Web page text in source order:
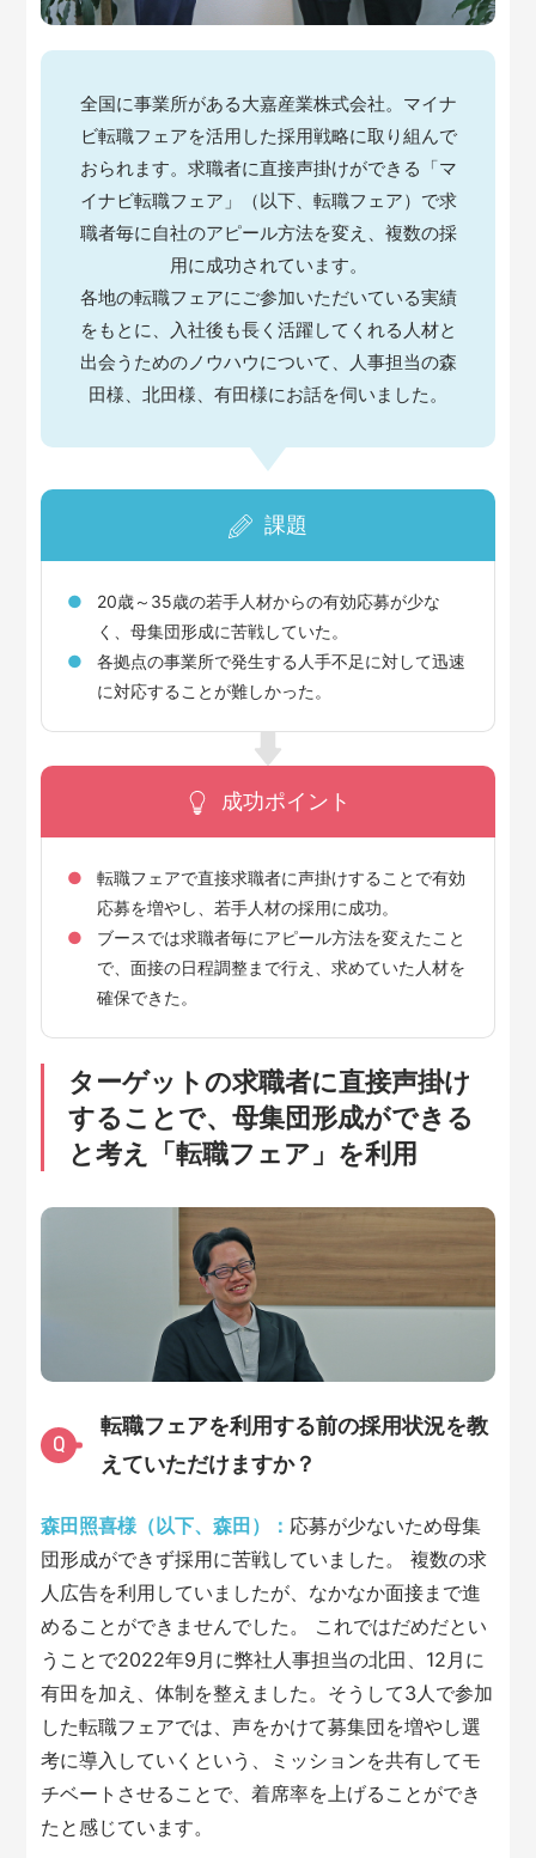
全国に事業所がある大嘉産業株式会社。マイナ
ビ転職フェアを活用した採用戦略に取り組んで
おられます。求職者に直接声掛けができる「マ
イナビ転職フェア」（以下、転職フェア）で求
職者毎に自社のアピール方法を変え、複数の採
用に成功されています。
各地の転職フェアにご参加いただいている実績
をもとに、入社後も長く活躍してくれる人材と
出会うためのノウハウについて、人事担当の森
田様、北田様、有田様にお話を伺いました。
課題
20歳～35歳の若手人材からの有効応募が少な
く、母集団形成に苦戦していた。
各拠点の事業所で発生する人手不足に対して迅速
に対応することが難しかった。
成功ポイント
転職フェアで直接求職者に声掛けすることで有効
応募を増やし、若手人材の採用に成功。
ブースでは求職者毎にアピール方法を変えたこと
で、面接の日程調整まで行え、求めていた人材を
確保できた。
ターゲットの求職者に直接声掛け
することで、母集団形成ができる
と考え「転職フェア」を利用
Q
転職フェアを利用する前の採用状況を教
えていただけますか？
森田照喜様（以下、森田）： 応募が少ないため母集
団形成ができず採用に苦戦していました。 複数の求
人広告を利用していましたが、なかなか面接まで進
めることができませんでした。 これではだめだとい
うことで2022年9月に弊社人事担当の北田、12月に
有田を加え、体制を整えました。そうして3人で参加
した転職フェアでは、声をかけて募集団を増やし選
考に導入していくという、ミッションを共有してモ
チベートさせることで、着席率を上げることができ
たと感じています。